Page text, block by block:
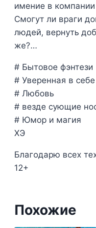
имение в
Смогут ли враги
людей, вернуть
же?…
# Бытовое фэнтези
# Уверенная в
# Любовь
# везде сующие
# Юмор и магия
ХЭ
Благодарю всех
12+
Похожие